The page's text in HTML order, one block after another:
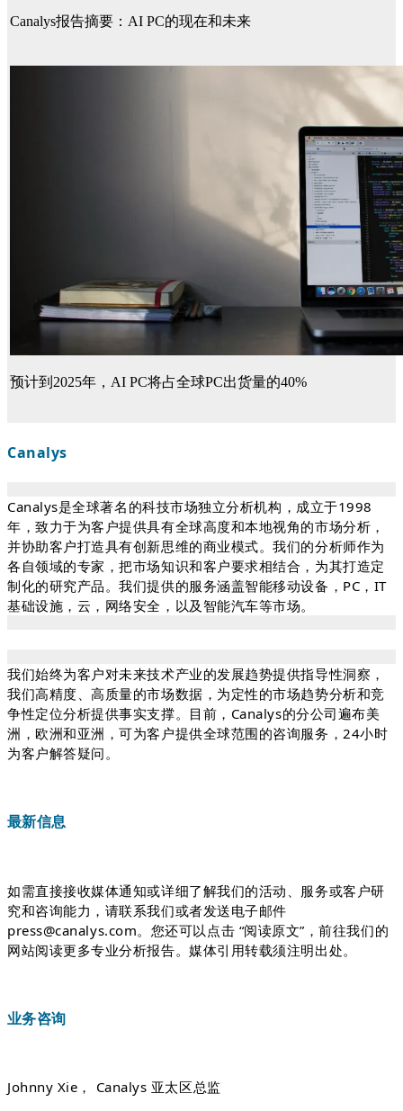
Canalys报告摘要：AI PC的现在和未来
预计到2025年，AI PC将占全球PC出货量的40%
Canalys
Canalys是全球著名的科技市场独立分析机构，成立于1998
年，致力于为客户提供具有全球高度和本地视角的市场分析，
并协助客户打造具有创新思维的商业模式。我们的分析师作为
各自领域的专家，把市场知识和客户要求相结合，为其打造定
制化的研究产品。我们提供的服务涵盖智能移动设备，PC，IT
基础设施，云，网络安全，以及智能汽车等市场。
我们始终为客户对未来技术产业的发展趋势提供指导性洞察，
我们高精度、高质量的市场数据，为定性的市场趋势分析和竞
争性定位分析提供事实支撑。目前，Canalys的分公司遍布美
洲，欧洲和亚洲，可为客户提供全球范围的咨询服务，24小时
为客户解答疑问。
最新信息
如需直接接收媒体通知或详细了解我们的活动、服务或客户研
究和咨询能力，请联系我们或者发送电子邮件
press@canalys.com。您还可以点击 “阅读原文”，前往我们的
网站阅读更多专业分析报告。媒体引用转载须注明出处。
业务咨询
Johnny Xie， Canalys 亚太区总监